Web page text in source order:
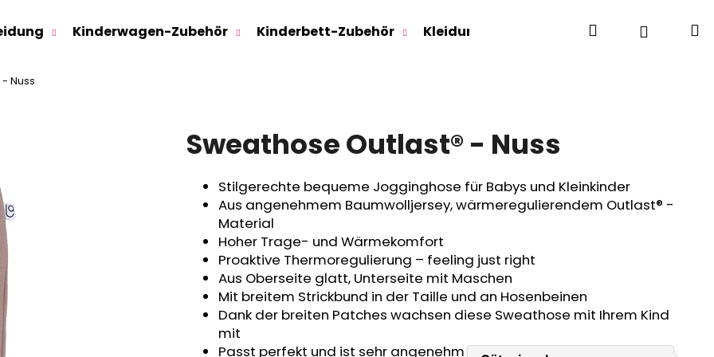
Kinderwagen-Zubehör Kinderbett-Zubehör Kleidung für Jugendliche Für
SuchenLogin
Nuss
Sweathose Outlast® - Nuss
Stilgerechte bequeme Jogginghose für Babys und Kleinkinder
Aus angenehmem Baumwolljersey, wärmeregulierendem Outlast® -
Material
Hoher Trage- und Wärmekomfort
Proaktive Thermoregulierung – feeling just right
Aus Oberseite glatt, Unterseite mit Maschen
Mit breitem Strickbund in der Taille und an Hosenbeinen
Dank der breiten Patches wachsen diese Sweathose mit Ihrem Kind
mit
Passt perfekt und ist sehr angenehm für die Haut
Was suchen Sie?
SUCHEN
SWEATHOSE - DENIM LÖWE
KINDERSITZUNTERLAGE OUTLAST® -